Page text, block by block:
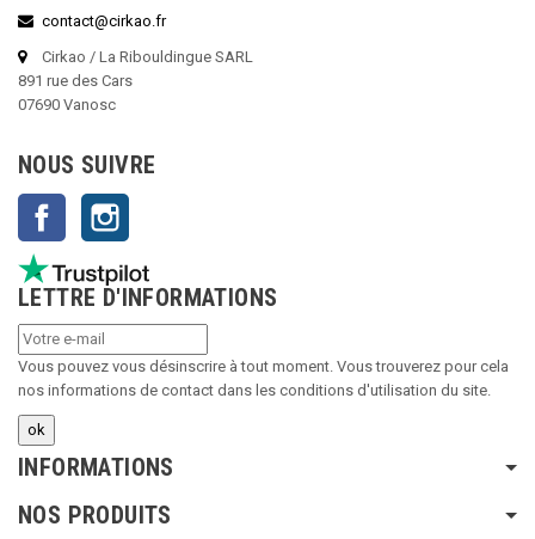
contact@cirkao.fr
Cirkao / La Ribouldingue SARL
891 rue des Cars
07690 Vanosc
NOUS SUIVRE
Facebook
LETTRE D'INFORMATIONS
Vous pouvez vous désinscrire à tout moment. Vous trouverez pour cela
nos informations de contact dans les conditions d'utilisation du site.
INFORMATIONS
NOS PRODUITS